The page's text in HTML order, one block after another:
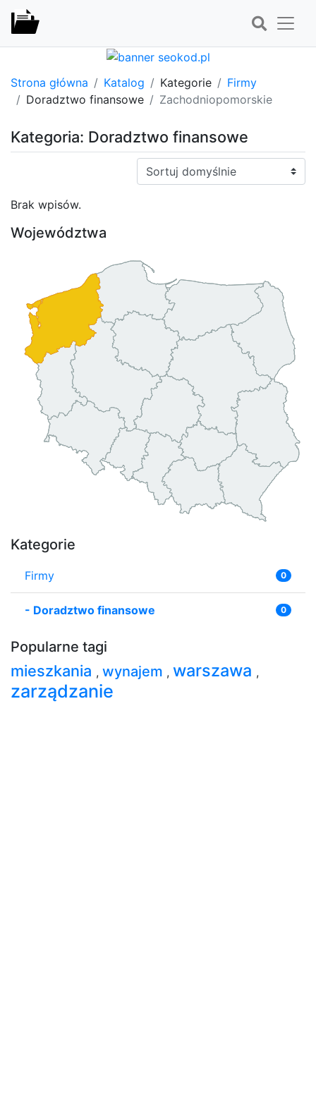
Strona główna Katalog Kategorie
Firmy
Doradztwo finansowe
Zachodniopomorskie
Kategoria: Doradztwo finansowe
Sortuj:
Brak wpisów.
Województwa
Kategorie
Firmy 0
- Doradztwo finansowe 0
Popularne tagi
mieszkania , wynajem , warszawa ,
zarządzanie